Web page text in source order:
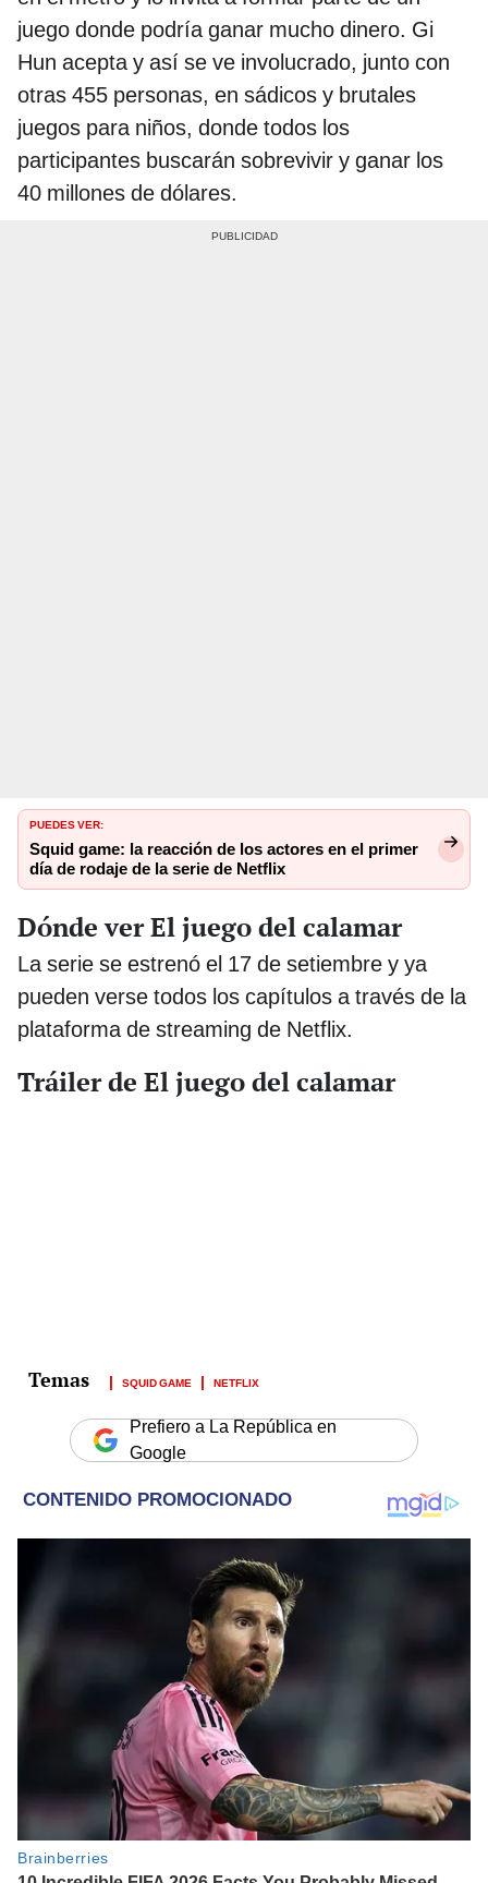
juego donde podría ganar mucho dinero. Gi
Hun acepta y así se ve involucrado, junto con
otras 455 personas, en sádicos y brutales
juegos para niños, donde todos los
participantes buscarán sobrevivir y ganar los
40 millones de dólares.
PUEDES VER:
Squid game: la reacción de los actores en el primer
día de rodaje de la serie de Netflix
Dónde ver El juego del calamar
La serie se estrenó el 17 de setiembre y ya
pueden verse todos los capítulos a través de la
plataforma de streaming de Netflix.
Tráiler de El juego del calamar
SQUID GAME NETFLIX
Prefiero a La República en
Google